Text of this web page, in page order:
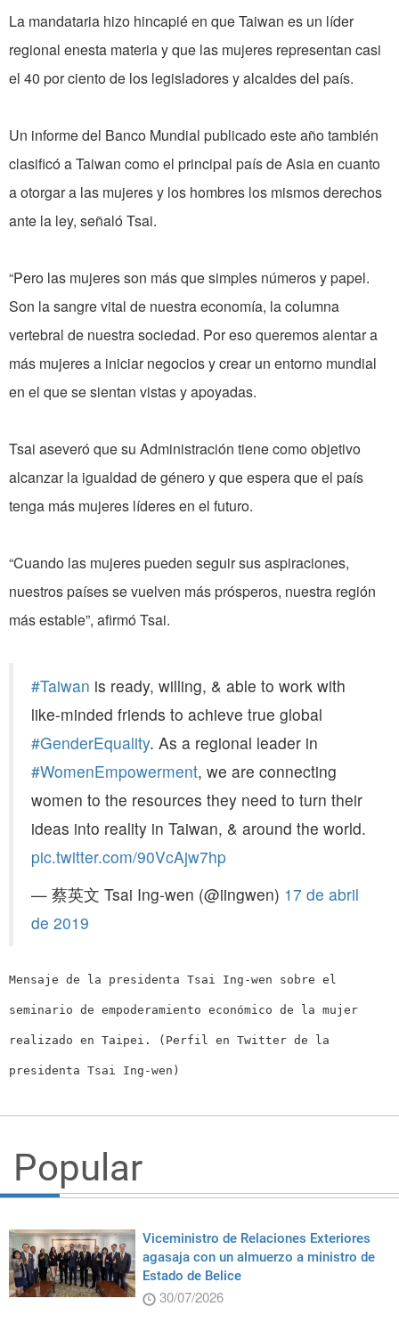
La mandataria hizo hincapié en que Taiwan es un líder
regional enesta materia y que las mujeres representan casi
el 40 por ciento de los legisladores y alcaldes del país.
Un informe del Banco Mundial publicado este año también
clasificó a Taiwan como el principal país de Asia en cuanto
a otorgar a las mujeres y los hombres los mismos derechos
ante la ley, señaló Tsai.
“Pero las mujeres son más que simples números y papel.
Son la sangre vital de nuestra economía, la columna
vertebral de nuestra sociedad. Por eso queremos alentar a
más mujeres a iniciar negocios y crear un entorno mundial
en el que se sientan vistas y apoyadas.
Tsai aseveró que su Administración tiene como objetivo
alcanzar la igualdad de género y que espera que el país
tenga más mujeres líderes en el futuro.
“Cuando las mujeres pueden seguir sus aspiraciones,
nuestros países se vuelven más prósperos, nuestra región
más estable”, afirmó Tsai.
#Taiwan is ready, willing, & able to work with
like-minded friends to achieve true global
#GenderEquality. As a regional leader in
#WomenEmpowerment, we are connecting
women to the resources they need to turn their
ideas into reality in Taiwan, & around the world.
pic.twitter.com/90VcAjw7hp
— 蔡英文 Tsai Ing-wen (@iingwen) 17 de abril
de 2019
Mensaje de la presidenta Tsai Ing-wen sobre el
seminario de empoderamiento económico de la mujer
realizado en Taipei. (Perfil en Twitter de la
presidenta Tsai Ing-wen)
Popular
Viceministro de Relaciones Exteriores
agasaja con un almuerzo a ministro de
Estado de Belice
30/07/2026